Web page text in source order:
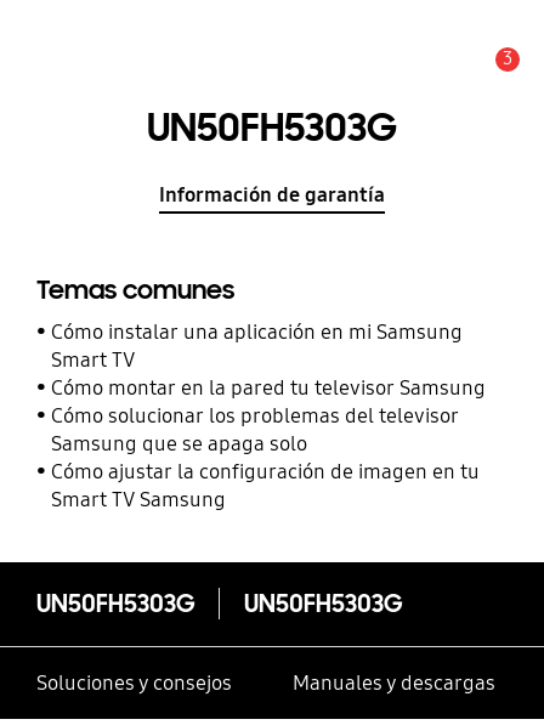
3
UN50FH5303G
Información de garantía
Temas comunes
Cómo instalar una aplicación en mi Samsung
Smart TV
Cómo montar en la pared tu televisor Samsung
Cómo solucionar los problemas del televisor
Samsung que se apaga solo
Cómo ajustar la configuración de imagen en tu
Smart TV Samsung
UN50FH5303G UN50FH5303G
Soluciones y consejos Manuales y descargas